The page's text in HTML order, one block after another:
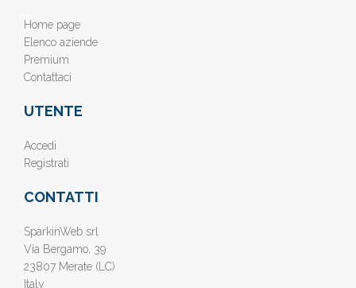
Home page
Elenco aziende
Premium
Contattaci
UTENTE
Accedi
Registrati
CONTATTI
SparkinWeb srl
Via Bergamo, 39
23807 Merate (LC)
Italy